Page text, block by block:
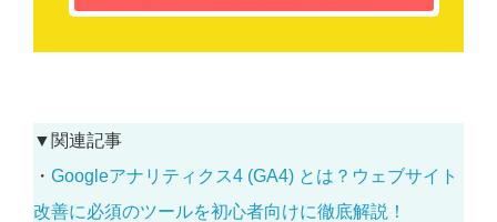
▼関連記事
・ Googleアナリティクス4 (GA4) とは？ウェブサイト
改善に必須のツールを初心者向けに徹底解説！